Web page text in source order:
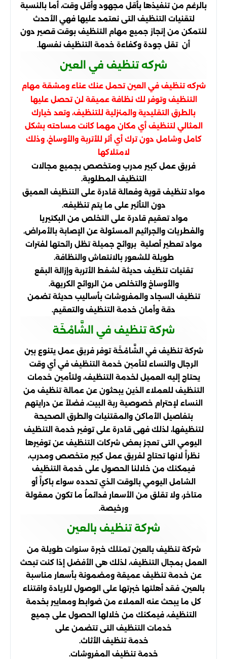
بالرغم من تنفيذها بأقل مجهود وأقل وقت، أما بالنسبة
لتقنيات التنظيف التى نعتمد عليها فهي الأحدث
لنتمكن من إنجاز جميع مهام التنظيف بوقت قصير دون
أن تقل جودة وكفاءة خدمة التنظيف نفسها.
شركه تنظيف في العين
شركه تنظيف في العين تحمل عنك عناء ومشقة مهام
التنظيف وتوفر لك نظافة عميقة لن تحصل عليها
بالطرق التقليدية والمنزلية للتنظيف، وتعد خيارك
المثالي لتنظيف أي مكان مهما كانت مساحته بشكل
كامل وشامل دون ترك أي أثر للأتربة والأوساخ، وذلك
لامتلاكها
فريق عمل كبير مدرب ومتخصص بجميع مجالات
التنظيف المطلوبة.
مواد تنظيف قوية وفعالة قادرة على التنظيف العميق
دون التأثير على ما يتم تنظيفه.
مواد تعقيم قادرة على التخلص من البكتيريا
والفطريات والجراثيم المسئولة عن الإصابة بالأمراض.
مواد تعطير أصلية بروائح جميلة تظل رائحتها لفترات
طويلة للشعور بالانتعاش والنظافة.
تقنيات تنظيف حديثة لشفط الأتربة وإزالة البقع
والأوساخ والتخلص من الروائح الكريهة.
تنظيف السجاد والمفروشات بأساليب حديثة تضمن
دقة وأمان خدمة التنظيف والتعقيم.
شركة تنظيف في الشَّامْخَة
شركة تنظيف في الشَّامْخَة توفر فريق عمل يتنوع بين
الرجال والنساء لتأمين خدمة التنظيف في أي وقت
يحتاج إليه العميل لخدمة التنظيف، ولتأمين خدمات
التنظيف للعملاء الذين يبحثون عن عمالة تنظيف من
النساء لإحترام خصوصية ربة البيت، فضلاً عن درايتهم
بتفاصيل الأماكن والمقتنيات والطرق الصحيحة
لتنظيفها، لذلك فهى قادرة على توفير خدمة التنظيف
اليومي التى تعجز بعض شركات التنظيف عن توفيرها
نظراً لانها تحتاج لفريق عمل كبير متخصص ومدرب،
فيمكنك من خلالنا الحصول على خدمة التنظيف
الشامل اليومي بالوقت الذي تحدده سواء باكراً أو
متاخر، ولا تقلق من الأسعار فدائماُ ما تكون معقولة
ورخيصة.
شركة تنظيف بالعين
شركة تنظيف بالعين تمتلك خبرة سنوات طويلة من
العمل بمجال التنظيف، لذلك هى الأفضل إذا كنت تبحث
عن خدمة تنظيف عميقة ومضمونة بأسعار مناسبة
بالعين، فقد أهلتها خبرتها على الوصول للريادة واقتناء
كل ما يبحث عنه العملاء من ضوابط ومعايير بخدمة
التنظيف، فيمكنك من خلالها الحصول على جميع
خدمات التنظيف التى تتضمن على
خدمة تنظيف الأثاث.
خدمة تنظيف المفروشات.